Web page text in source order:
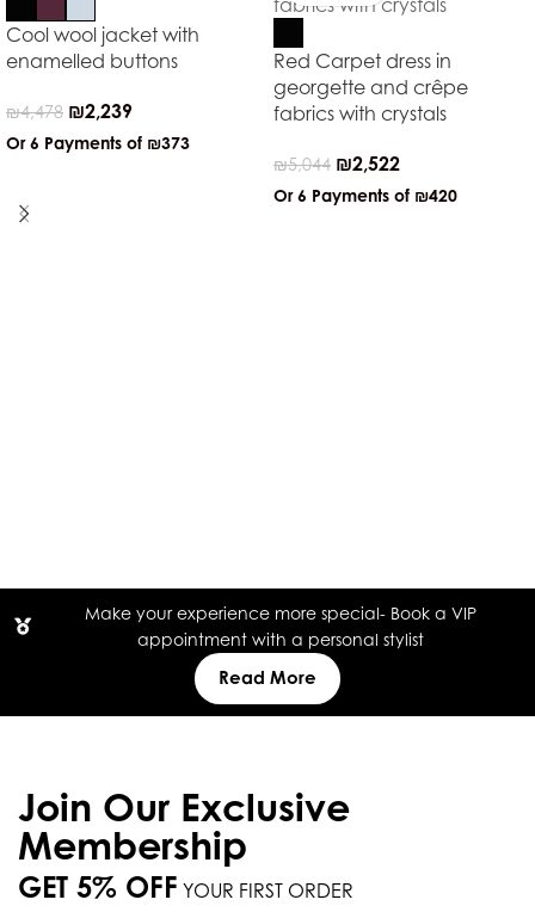
Cool wool jacket with
enamelled buttons
₪4,478 ₪2,239
Or 6 Payments of ₪373
Red Carpet dress in
georgette and crêpe
fabrics with crystals
₪5,044 ₪2,522
Or 6 Payments of ₪420
Make your experience more special- Book a VIP
appointment with a personal stylist
Read More
Join Our Exclusive
Membership
GET 5% OFF YOUR FIRST ORDER